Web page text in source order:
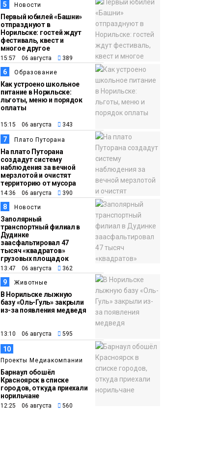
5 Новости
Первый юбилей «Башни»
отпразднуют в
Норильске: гостей ждут
фестиваль, квест и
многое другое
15:57 06 августа 389
6 Образование
Как устроено школьное
питание в Норильске:
льготы, меню и порядок
оплаты
15:15 06 августа 343
7 Плато Путорана
На плато Путорана
создадут систему
наблюдения за вечной
мерзлотой и очистят
территорию от мусора
14:36 06 августа 390
8 Новости
Заполярный
транспортный филиал в
Дудинке
заасфальтировал 47
тысяч «квадратов»
грузовых площадок
13:47 06 августа 362
9 Животные
В Норильске лыжную
базу «Оль-Гуль» закрыли
из-за появления медведя
13:10 06 августа 595
10
Проекты Медиакомпании
Барнаул обошёл
Красноярск в списке
городов, откуда приехали
норильчане
12:25 06 августа 560